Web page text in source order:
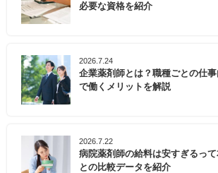
必要な資格を紹介
2026.7.24
企業薬剤師とは？職種ごとの仕
で働くメリットを解説
2026.7.22
病院薬剤師の給料は安すぎるっ
との比較データを紹介